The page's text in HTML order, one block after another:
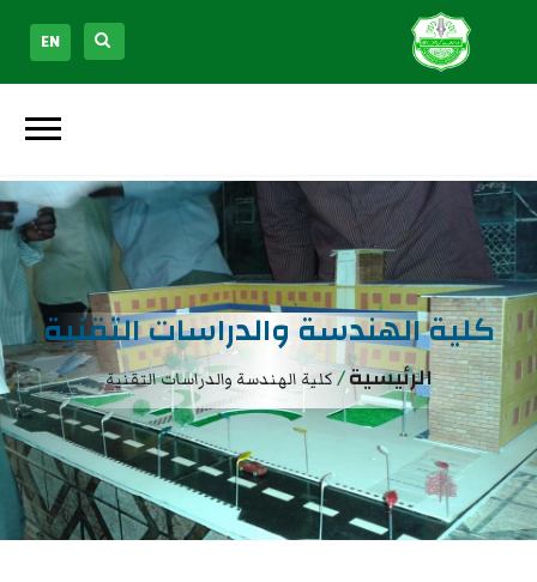
EN
كلية الهندسة والدراسات التقنية
الرئيسية/كلية الهندسة والدراسات التقنية